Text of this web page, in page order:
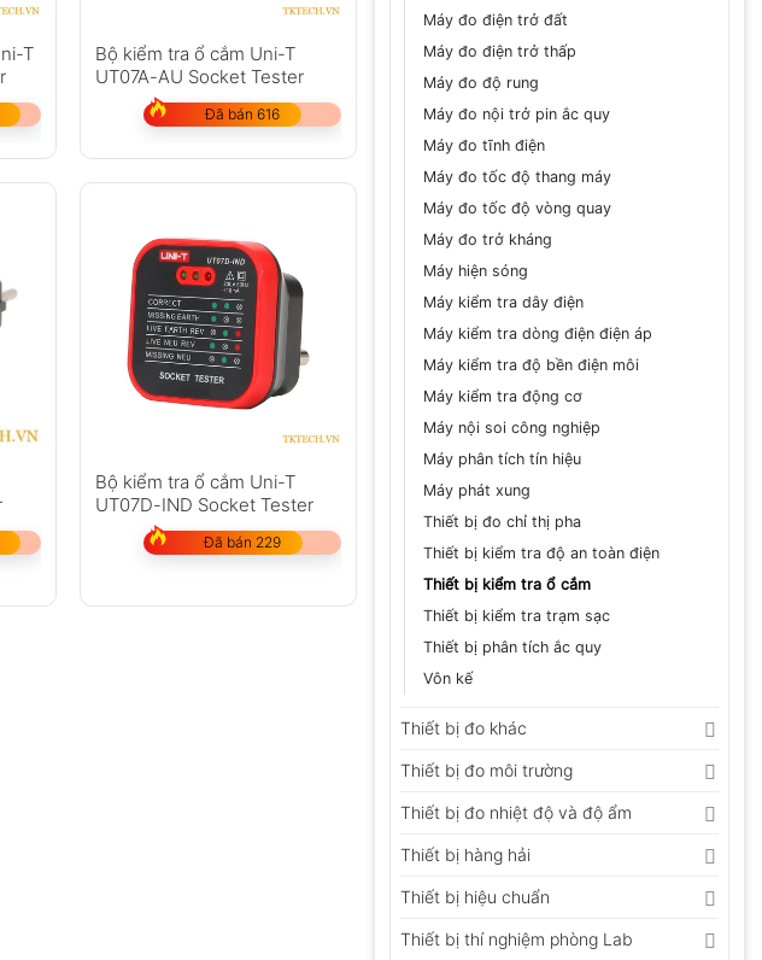
Máy đo điện trở đất
Máy đo điện trở thấp
Máy đo độ rung
Máy đo nội trở pin ắc quy
Máy đo tĩnh điện
Máy đo tốc độ thang máy
Máy đo tốc độ vòng quay
Máy đo trở kháng
Máy hiện sóng
Máy kiểm tra dây điện
Máy kiểm tra dòng điện điện áp
Máy kiểm tra độ bền điện môi
Máy kiểm tra động cơ
Máy nội soi công nghiệp
Máy phân tích tín hiệu
Máy phát xung
Thiết bị đo chỉ thị pha
Thiết bị kiểm tra độ an toàn điện
Thiết bị kiểm tra ổ cắm
Thiết bị kiểm tra trạm sạc
Thiết bị phân tích ắc quy
Vôn kế
Thiết bị đo khác
Thiết bị đo môi trường
Thiết bị đo nhiệt độ và độ ẩm
Thiết bị hàng hải
Thiết bị hiệu chuẩn
Thiết bị thí nghiệm phòng Lab
T
Bộ kiểm tra ổ cắm Uni-T
UT07A-AU Socket Tester
Đã bán 616
Bộ kiểm tra ổ cắm Uni-T
UT07D-IND Socket Tester
Đã bán 229